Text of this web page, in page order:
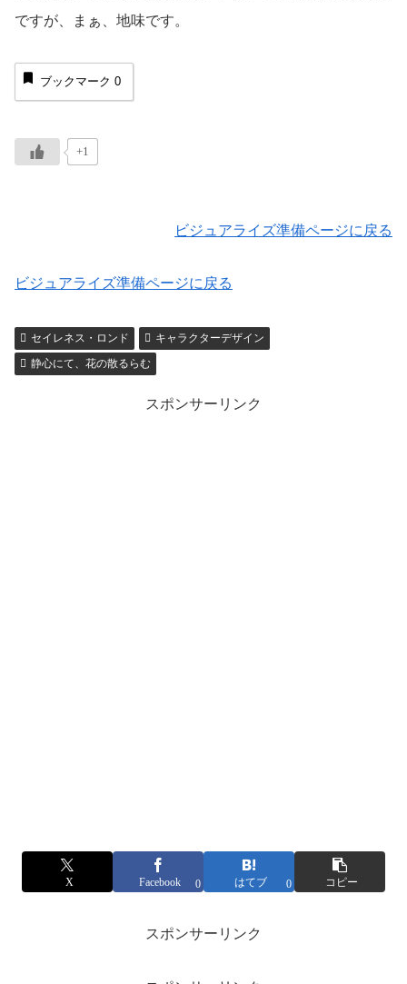
ですが、まぁ、地味です。
ブックマーク 0
+1
ビジュアライズ準備ページに戻る
ビジュアライズ準備ページに戻る
セイレネス・ロンド
キャラクターデザイン
静心にて、花の散るらむ
スポンサーリンク
X Facebook 0 はてブ 0 コピー
スポンサーリンク